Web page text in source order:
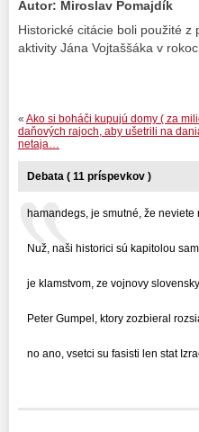
Autor: Miroslav Pomajdík
Historické citácie boli použité z
aktivity Jána Vojtaššáka v
« Ako si boháči kupujú domy ( za
daňových rajoch, aby ušetrili na
netaja…
Debata ( 11 príspevkov )
hamandegs, je smutné, že neviete
Nuž, naši historici sú kapitolou
je klamstvom, ze vojnovy
Peter Gumpel, ktory zozbieral
no ano, vsetci su fasisti len stat